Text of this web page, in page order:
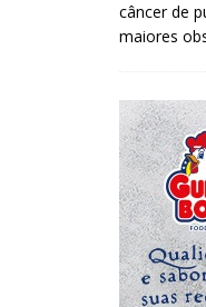
câncer de
maiores